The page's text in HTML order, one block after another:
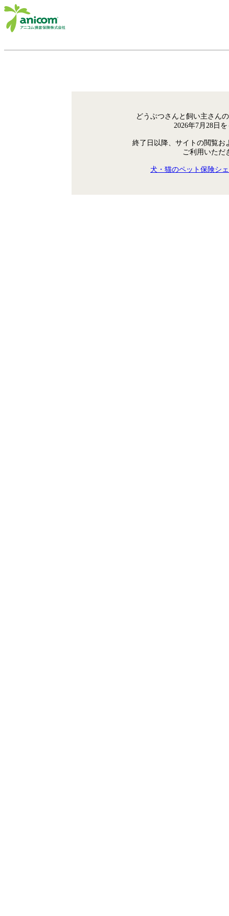
どうぶつさんと飼い主さん
2026年7月28日
終了日以降、サイトの閲覧お
ご利用いただ
犬・猫のペット保険シ